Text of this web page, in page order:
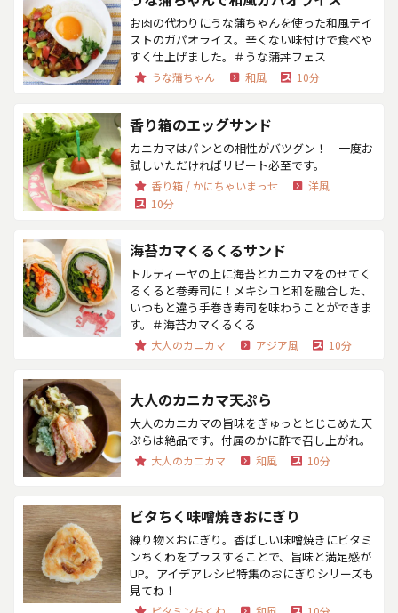
お肉の代わりにうな蒲ちゃんを使った和風テイ
ストのガパオライス。辛くない味付けで食べや
すく仕上げました。＃うな蒲丼フェス
うな蒲ちゃん 和風 10分
香り箱のエッグサンド
カニカマはパンとの相性がバツグン！ 一度お
試しいただければリピート必至です。
香り箱 / かにちゃいまっせ
洋風
10分
海苔カマくるくるサンド
トルティーヤの上に海苔とカニカマをのせてく
るくると巻寿司に！メキシコと和を融合した、
いつもと違う手巻き寿司を味わうことができま
す。＃海苔カマくるくる
大人のカニカマ アジア風 10分
大人のカニカマ天ぷら
大人のカニカマの旨味をぎゅっととじこめた天
ぷらは絶品です。付属のかに酢で召し上がれ。
大人のカニカマ 和風 10分
ビタちく味噌焼きおにぎり
練り物×おにぎり。香ばしい味噌焼きにビタミ
ンちくわをプラスすることで、旨味と満足感が
UP。アイデアレシピ特集のおにぎりシリーズも
見てね！